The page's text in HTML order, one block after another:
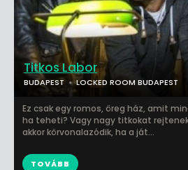
Titkos Labor
BUDAPEST LOCKED ROOM BUDAPEST
Ez csak egy romos, öreg ház, amit
ha teheti? Vagy nagy titkokat
akkor körvonalazódik, ha a ját...
TOVÁBB